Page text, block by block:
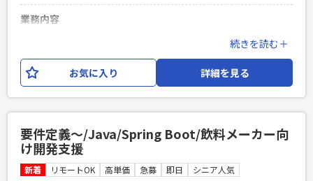
業務内容
工程で、障害分析改修を担当いただきたい。 【業務内容】 障
害リカバリ対応（原因調査～解決案提案～修正まで）
PHPを用いたWebサービスの開発経験4年以上
Laravelを用いた開発経験1年以上
エンジニア複数人のチームでの開発経験
続きを読む＋
お気に入り 詳細を見る
要件定義〜/Java/Spring Boot/飲料メーカー向
け開発支援
新着 リモートOK 高単価 急募 即日 シニア人気